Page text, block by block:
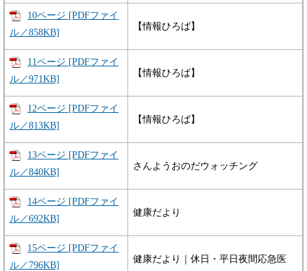
10ページ [PDFファイ
ル／858KB]
【情報ひろば】
11ページ [PDFファイ
ル／971KB]
【情報ひろば】
12ページ [PDFファイ
ル／813KB]
【情報ひろば】
13ページ [PDFファイ
ル／840KB]
さんようおのだウォッチング
14ページ [PDFファイ
ル／692KB]
健康だより
15ページ [PDFファイ
ル／796KB]
健康だより｜休日・平日夜間応急医